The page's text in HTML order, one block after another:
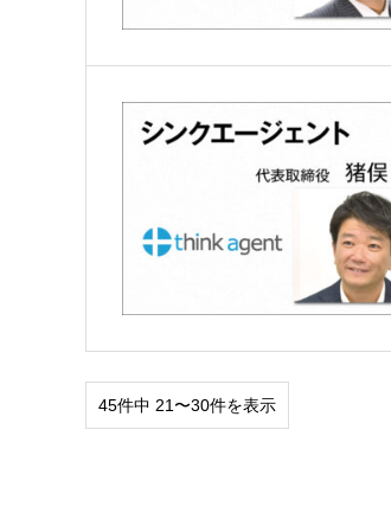
45件中 21〜30件を表示